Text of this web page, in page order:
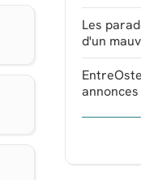
Les
d'un